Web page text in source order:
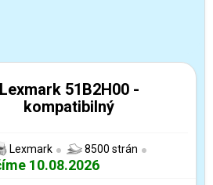
Lexmark 51B2H00 -
kompatibilný
Lexmark 8500 strán
10.08.2026